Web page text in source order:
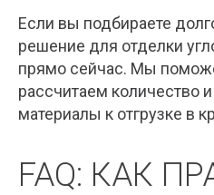
Если вы подбираете
решение для отделки
прямо сейчас. Мы
рассчитаем количество
материалы к отгрузке в
FAQ: КАК